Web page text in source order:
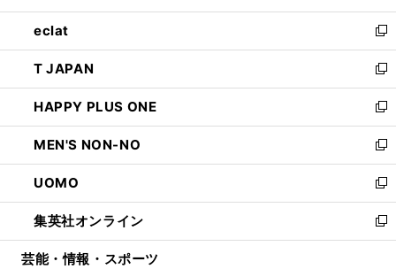
開
く
ウ
で
開
く
ン
ド
ウ
で
開
く
ウ
ィ
ン
ド
ウ
で
開
く
し
い
ウ
ィ
ン
ド
ウ
で
開
く
eclat
新
し
い
ウ
ィ
ン
ド
ウ
で
開
く
T JAPAN
新
し
い
ウ
ィ
ン
ド
ウ
で
開
HAPPY PLUS ONE
新
し
い
ウ
ィ
ン
ド
ウ
MEN'S NON-NO
新
し
い
ウ
ィ
ン
UOMO
新
し
い
ウ
集英社オンライン
新
し
芸能・情報・スポーツ